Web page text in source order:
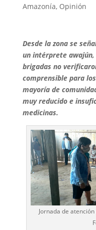
Amazonía, Opinión
Desde la zona se
un intérprete
brigadas no
comprensible para
mayoría de
muy reducido e
medicinas.
Jornada de